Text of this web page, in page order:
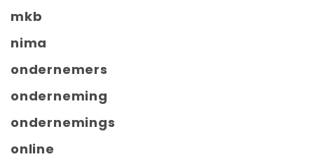
mkb
nima
ondernemers
onderneming
ondernemings
online